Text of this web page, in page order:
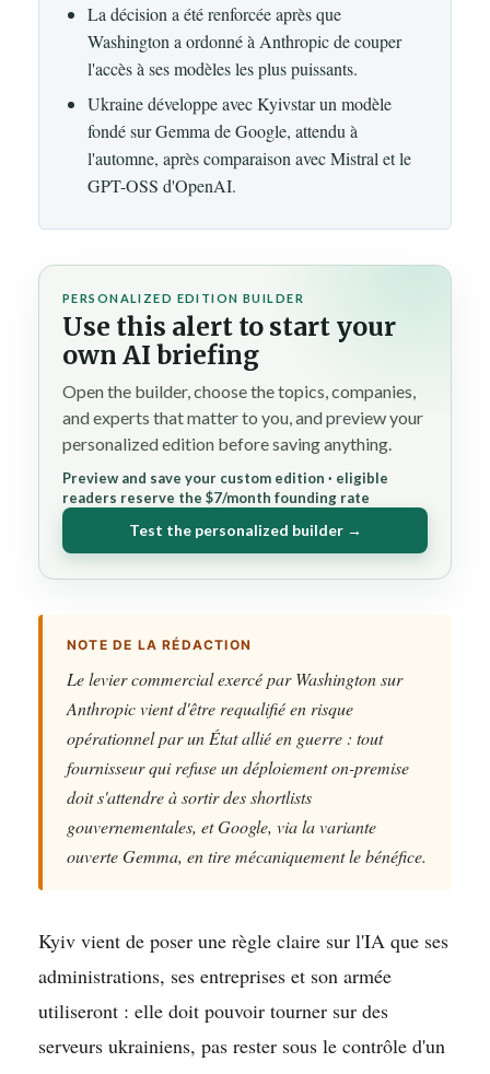
La décision a été renforcée après que
Washington a ordonné à Anthropic de couper
l'accès à ses modèles les plus puissants.
Ukraine développe avec Kyivstar un modèle
fondé sur Gemma de Google, attendu à
l'automne, après comparaison avec Mistral et le
GPT-OSS d'OpenAI.
PERSONALIZED EDITION BUILDER
Use this alert to start your
own AI briefing
Open the builder, choose the topics, companies,
and experts that matter to you, and preview your
personalized edition before saving anything.
Preview and save your custom edition · eligible
readers reserve the $7/month founding rate
Test the personalized builder →
NOTE DE LA RÉDACTION
Le levier commercial exercé par Washington sur
Anthropic vient d'être requalifié en risque
opérationnel par un État allié en guerre : tout
fournisseur qui refuse un déploiement on-premise
doit s'attendre à sortir des shortlists
gouvernementales, et Google, via la variante
ouverte Gemma, en tire mécaniquement le bénéfice.
Kyiv vient de poser une règle claire sur l'IA que ses
administrations, ses entreprises et son armée
utiliseront : elle doit pouvoir tourner sur des
serveurs ukrainiens, pas rester sous le contrôle d'un